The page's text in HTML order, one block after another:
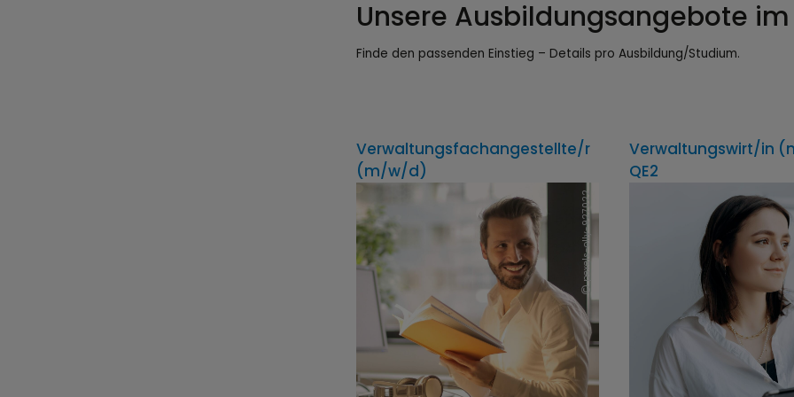
Unsere Ausbildungsangebote
Finde den passenden Einstieg – Details pro Ausbildung/Studium.
Verwaltungsfachangestellte/r
(m/w/d)
pexels-olly-927022
Verwaltungswirt/in
QE2